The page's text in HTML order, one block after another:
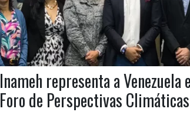
Inameh representa a Venezuela
Foro de Perspectivas Climáticas